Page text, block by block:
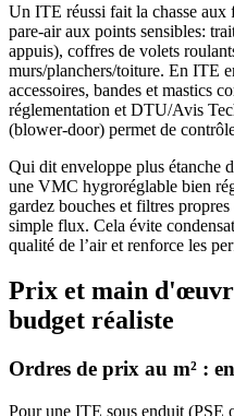
Un ITE réussi fait la chasse
pare-air aux points sensibles:
appuis), coffres de volets
murs/planchers/toiture. En ITE
accessoires, bandes et mastics
réglementation et DTU/Avis
(blower-door) permet de
Qui dit enveloppe plus étanche
une VMC hygroréglable bien
gardez bouches et filtres propres
simple flux. Cela évite
qualité de l’air et renforce les
Prix et main
budget réaliste
Ordres de prix au m² :
Pour une ITE sous enduit (PSE